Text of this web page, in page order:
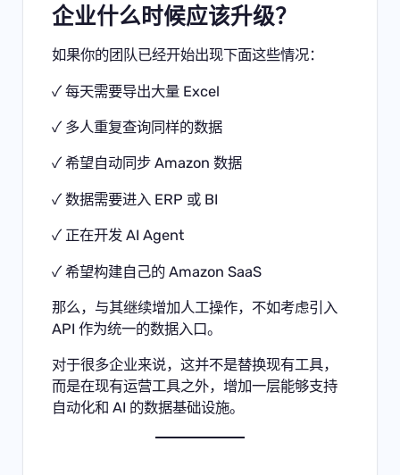
企业什么时候应该升级？
如果你的团队已经开始出现下面这些情况：
✓ 每天需要导出大量 Excel
✓ 多人重复查询同样的数据
✓ 希望自动同步 Amazon 数据
✓ 数据需要进入 ERP 或 BI
✓ 正在开发 AI Agent
✓ 希望构建自己的 Amazon SaaS
那么，与其继续增加人工操作，不如考虑引入
API 作为统一的数据入口。
对于很多企业来说，这并不是替换现有工具，
而是在现有运营工具之外，增加一层能够支持
自动化和 AI 的数据基础设施。